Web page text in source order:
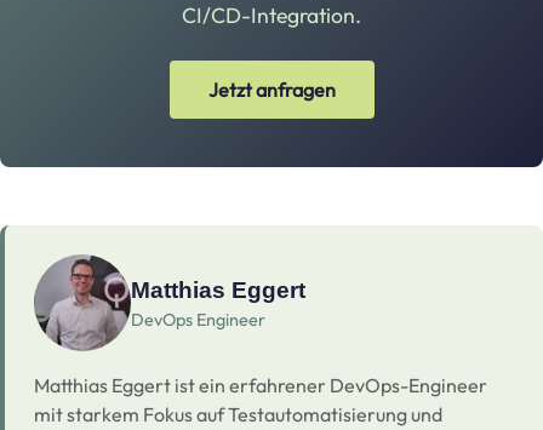
CI/CD-Integration.
Jetzt anfragen
Matthias Eggert
DevOps Engineer
Matthias Eggert ist ein erfahrener DevOps-Engineer
mit starkem Fokus auf Testautomatisierung und